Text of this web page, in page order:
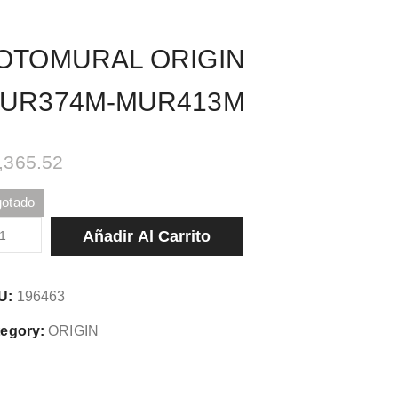
ORIGIN
MUR413M
Añadir Al Carrito
196463
ORIGIN